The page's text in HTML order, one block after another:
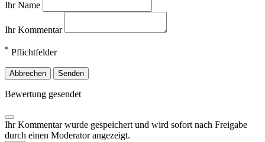
Ihr Name
Ihr Kommentar
* Pflichtfelder
Abbrechen Senden
Bewertung gesendet
Ihr Kommentar wurde gespeichert und wird sofort nach Freigabe
durch einen Moderator angezeigt.